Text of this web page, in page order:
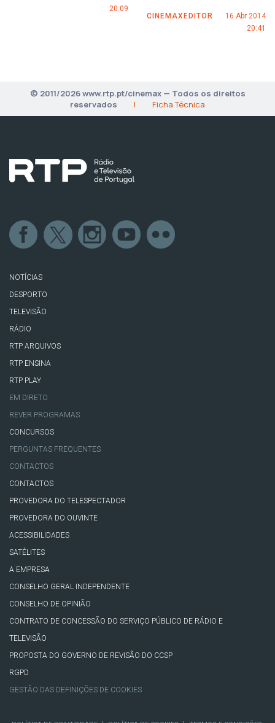
20:09
CINEMAXEDITOR
16 Abr 2014
20:41
© 2011/2026 www.rtp.pt/cinemax — Todos os direitos
reservados
| Ficha Técnica
NOTÍCIAS
DESPORTO
TELEVISÃO
RÁDIO
RTP ARQUIVOS
RTP ENSINA
RTP PLAY
EM DIRETO
REVER PROGRAMAS
CONCURSOS
PERGUNTAS FREQUENTES
CONTACTOS
CONTACTOS
PROVEDORA DO TELESPECTADOR
PROVEDORA DO OUVINTE
ACESSIBILIDADES
SATÉLITES
A EMPRESA
CONSELHO GERAL INDEPENDENTE
CONSELHO DE OPINIÃO
CONTRATO DE CONCESSÃO DO SERVIÇO PÚBLICO DE RÁDIO E
TELEVISÃO
PROPOSTA DO GOVERNO DE REVISÃO DO CCSP
RGPD
GESTÃO DAS DEFINIÇÕES DE COOKIES